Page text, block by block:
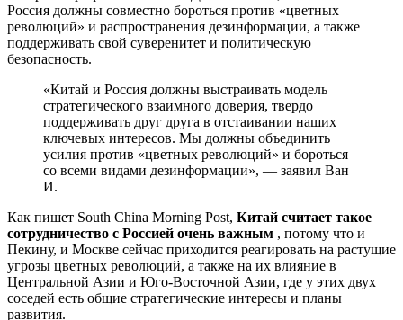
Россия должны совместно бороться против «цветных
революций» и распространения дезинформации, а также
поддерживать свой суверенитет и политическую
безопасность.
«Китай и Россия должны выстраивать модель
стратегического взаимного доверия, твердо
поддерживать друг друга в отстаивании наших
ключевых интересов. Мы должны объединить
усилия против «цветных революций» и бороться
со всеми видами дезинформации», — заявил Ван
И.
Как пишет South China Morning Post, Китай считает такое
сотрудничество с Россией очень важным , потому что и
Пекину, и Москве сейчас приходится реагировать на растущие
угрозы цветных революций, а также на их влияние в
Центральной Азии и Юго-Восточной Азии, где у этих двух
соседей есть общие стратегические интересы и планы
развития.